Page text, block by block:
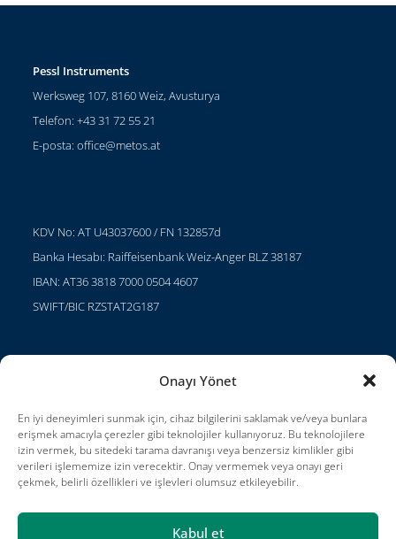
Onayı Yönet
En iyi deneyimleri sunmak için, cihaz bilgilerini saklamak ve/veya bunlara
erişmek amacıyla çerezler gibi teknolojiler kullanıyoruz. Bu teknolojilere
izin vermek, bu sitedeki tarama davranışı veya benzersiz kimlikler gibi
verileri işlememize izin verecektir. Onay vermemek veya onayı geri
çekmek, belirli özellikleri ve işlevleri olumsuz etkileyebilir.
Kabul et
Pessl Instruments
Werksweg 107, 8160 Weiz, Avusturya
Telefon: +43 31 72 55 21
E-posta:office@metos.at
KDV No: AT U43037600 / FN 132857d
Banka Hesabı: Raiffeisenbank Weiz-Anger BLZ 38187
IBAN: AT36 3818 7000 0504 4607
SWIFT/BIC RZSTAT2G187
Kariyer
Kullanım Koşulları
Impressum